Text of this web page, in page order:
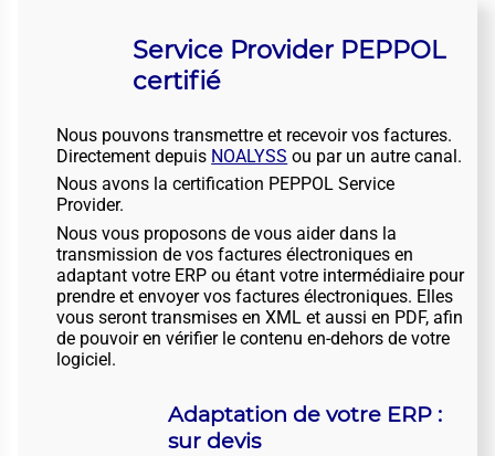
Service Provider PEPPOL
certifié
Nous pouvons transmettre et recevoir vos factures.
Directement depuis NOALYSS ou par un autre canal.
Nous avons la certification PEPPOL Service
Provider.
Nous vous proposons de vous aider dans la
transmission de vos factures électroniques en
adaptant votre ERP ou étant votre intermédiaire pour
prendre et envoyer vos factures électroniques. Elles
vous seront transmises en XML et aussi en PDF, afin
de pouvoir en vérifier le contenu en-dehors de votre
logiciel.
Adaptation de votre ERP :
sur devis